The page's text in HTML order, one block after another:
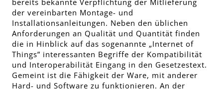
der vereinbarten Montage- und
Installationsanleitungen. Neben den üblichen
Anforderungen an Qualität und Quantität finden
die in Hinblick auf das sogenannte „Internet of
Things” interessanten Begriffe der Kompatibilität
und Interoperabilität Eingang in den Gesetzestext.
Gemeint ist die Fähigkeit der Ware, mit anderer
Hard- und Software zu funktionieren. An der